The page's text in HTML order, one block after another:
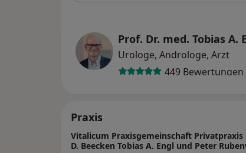
Prof. Dr. med. Tobias A.
Urologe, Androloge, Arzt
449 Bewertungen
Praxis
Vitalicum Praxisgemeinschaft Privatpraxis
D. Beecken Tobias A. Engl und Peter